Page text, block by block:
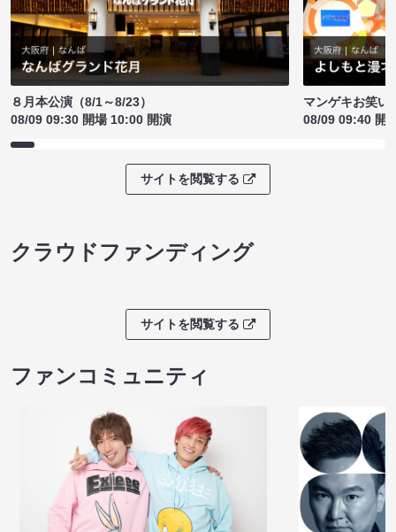
８月本公演（8/1～8/23）
08/09 09:30 開場 10:00 開演
マンゲキお笑い
08/09 09:40 開
サイトを閲覧する
クラウドファンディング
サイトを閲覧する
ファンコミュニティ